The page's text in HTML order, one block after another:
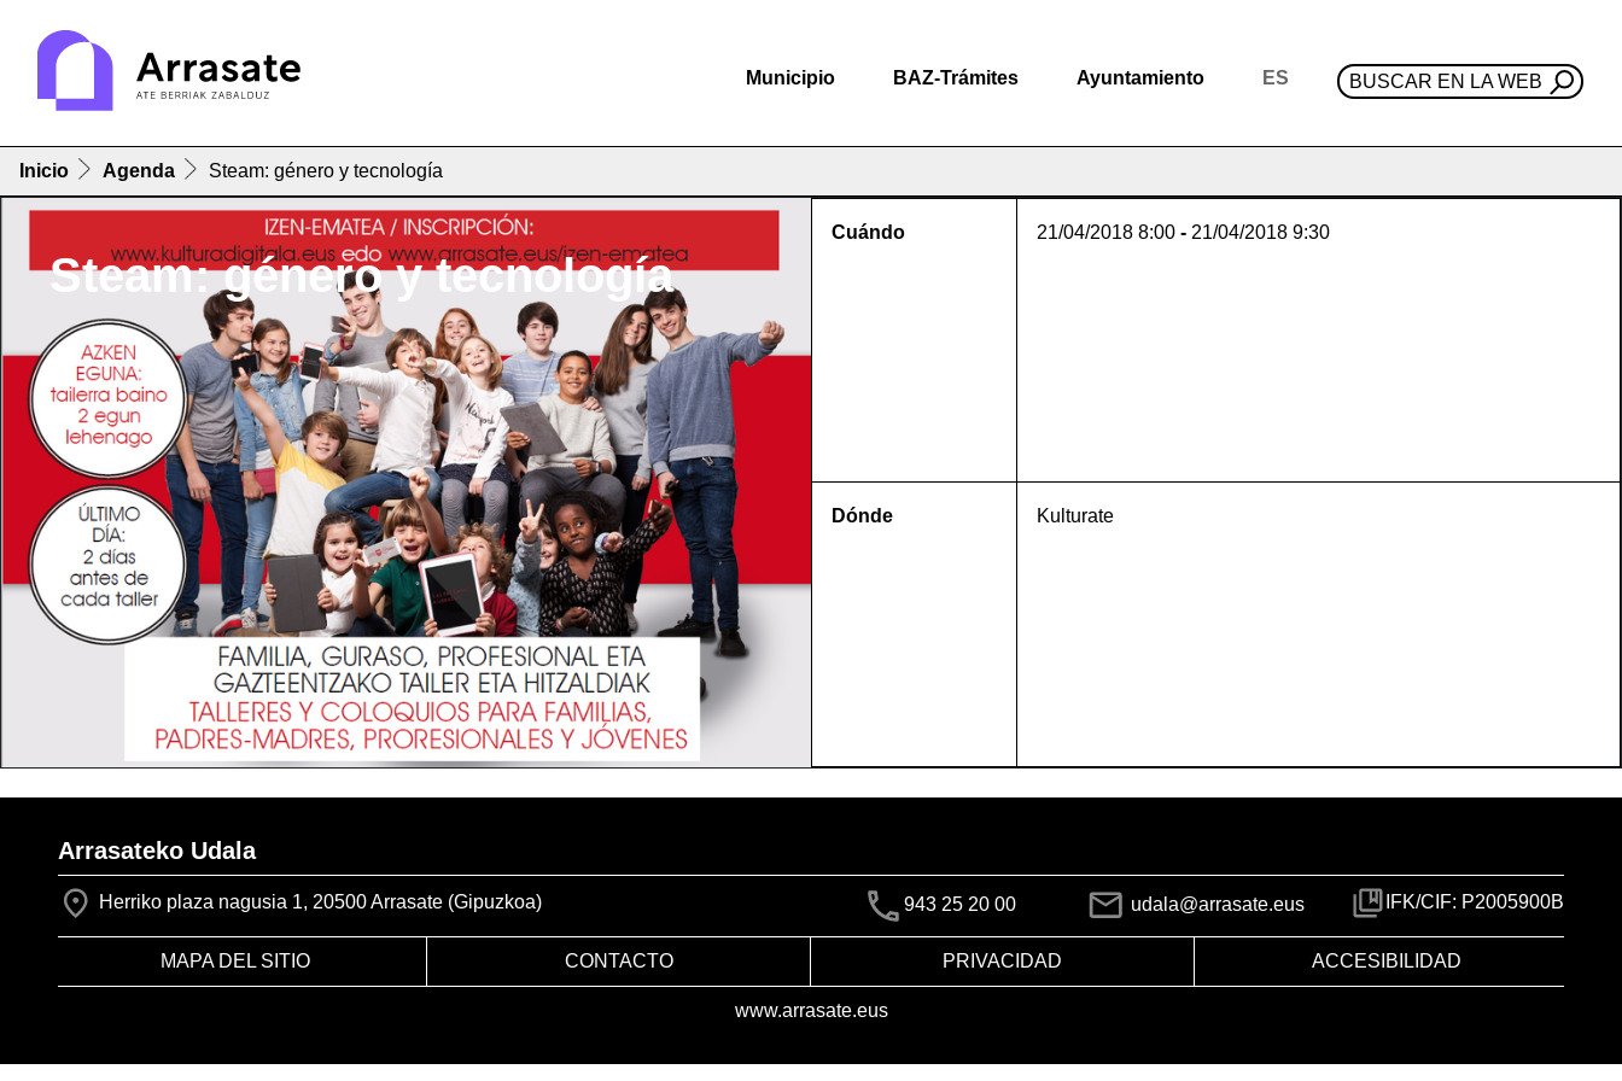
Municipio BAZ-Trámites Ayuntamiento ES BUSCAR EN LA WEB
Inicio Agenda Steam: género y tecnología
Steam: género y tecnología
Cuándo 21/04/2018 8:00 - 21/04/2018 9:30
Dónde Kulturate
Arrasateko Udala
Herriko plaza nagusia 1, 20500 Arrasate (Gipuzkoa) 943 25 20 00 udala@arrasate.eus IFK/CIF: P2005900B
MAPA DEL SITIO CONTACTO PRIVACIDAD ACCESIBILIDAD
www.arrasate.eus